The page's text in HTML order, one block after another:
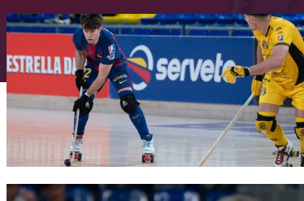
FC Barcelona club badge
FC Barcelona club badge